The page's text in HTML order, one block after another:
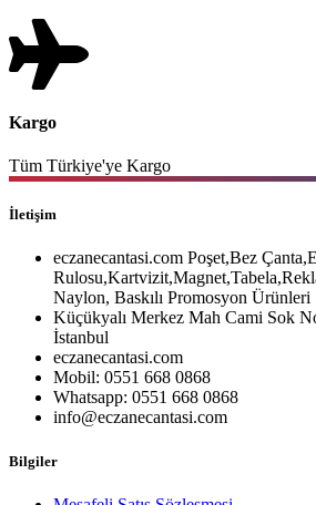
Kargo
Tüm Türkiye'ye Kargo
İletişim
eczanecantasi.com Poşet,Bez
Naylon, Baskılı Promosyon Ürünleri
Küçükyalı Merkez Mah Cami Sok
İstanbul
eczanecantasi.com
Mobil: 0551 668 0868
Whatsapp: 0551 668 0868
info@eczanecantasi.com
Bilgiler